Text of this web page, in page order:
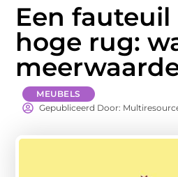
Een
hoge rug:
MEUBELS
Gepubliceerd Door: